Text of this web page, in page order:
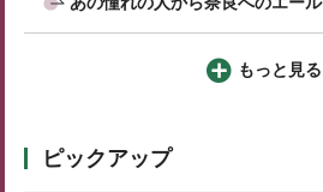
もっと見る
ピックアップ